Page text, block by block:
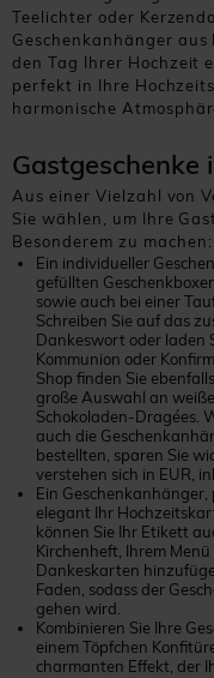
Teelichter oder
Geschenkanhänger
den Tag Ihrer Hochzeit
perfekt in Ihre
harmonische
Gastgeschenke
Aus einer Vielzahl von
Sie wählen, um Ihre
Besonderem zu machen:
Ein individueller
gefüllten
sowie auch bei einer
Schreiben Sie auf das
Dankeswort oder laden
Kommunion oder
Shop finden Sie
große Auswahl an
Schokoladen-Dragées.
auch die
bestellten, sparen Sie
verstehen sich in EUR,
Ein
elegant Ihr
können Sie Ihr Etikett
Kirchenheft, Ihrem
Dankeskarten
Faden, sodass der
gehen wird.
Kombinieren Sie Ihre
einem Töpfchen
charmanten Effekt, der